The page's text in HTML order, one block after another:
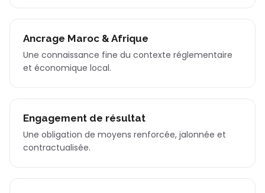
Ancrage Maroc & Afrique
Une connaissance fine du contexte réglementaire
et économique local.
Engagement de résultat
Une obligation de moyens renforcée, jalonnée et
contractualisée.